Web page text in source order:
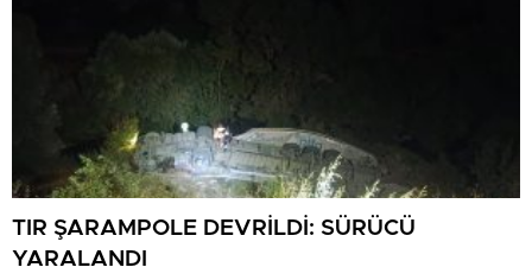
TIR ŞARAMPOLE DEVRİLDİ: SÜRÜCÜ
YARALANDI